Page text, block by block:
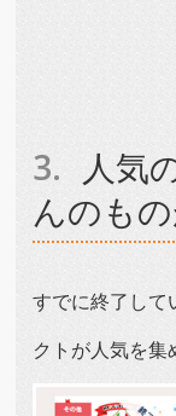
人気
んのも
すでに終了して
クトが人気を集